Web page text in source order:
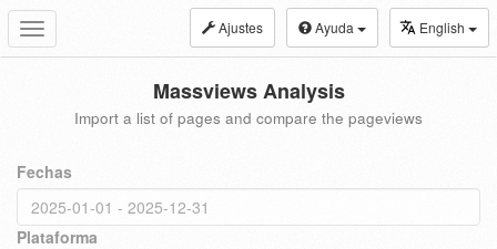
Toggle
navigation
Ajustes Ayuda English
Massviews Analysis
Import a list of pages and compare the pageviews
Fechas
Plataforma